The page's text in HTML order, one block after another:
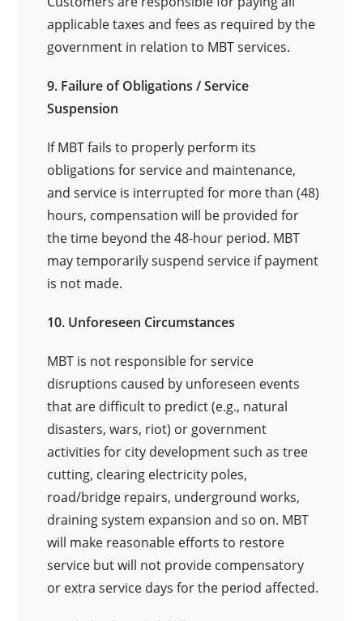
applicable taxes and fees as required by the
government in relation to MBT services.
9. Failure of Obligations / Service
Suspension
If MBT fails to properly perform its
obligations for service and maintenance,
and service is interrupted for more than (48)
hours, compensation will be provided for
the time beyond the 48-hour period. MBT
may temporarily suspend service if payment
is not made.
10. Unforeseen Circumstances
MBT is not responsible for service
disruptions caused by unforeseen events
that are difficult to predict (e.g., natural
disasters, wars, riot) or government
activities for city development such as tree
cutting, clearing electricity poles,
road/bridge repairs, underground works,
draining system expansion and so on. MBT
will make reasonable efforts to restore
service but will not provide compensatory
or extra service days for the period affected.